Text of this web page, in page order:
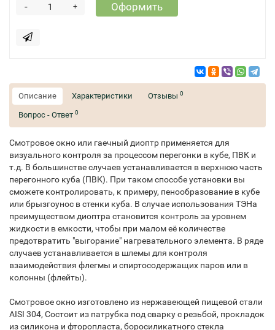
+
- Оформить
Описание Характеристики Отзывы 0
Вопрос - Ответ 0
Смотровое окно или гаечный диоптр применяется для
визуального контроля за процессом перегонки в кубе, ПВК и
т.д. В большинстве случаев устанавливается в верхнюю часть
перегонного куба (ПВК). При таком способе установки вы
сможете контролировать, к примеру, пенообразование в кубе
или брызгоунос в стенки куба. В случае использования ТЭНа
преимуществом диоптра становится контроль за уровнем
жидкости в емкости, чтобы при малом её количестве
предотвратить "выгорание" нагревательного элемента. В ряде
случаев устанавливается в шлемы для контроля
взаимодействия флегмы и спиртосодержащих паров или в
колонны (флейты).
Смотровое окно изготовлено из нержавеющей пищевой стали
AISI 304, Состоит из патрубка под сварку с резьбой, прокладок
из силикона и фторопласта, боросиликатного стекла